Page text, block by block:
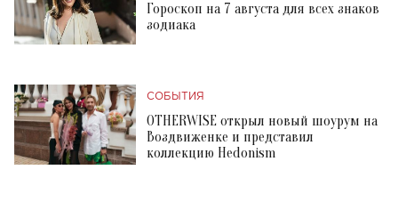
Гороскоп на 7 августа для всех знаков
зодиака
СОБЫТИЯ
OTHERWISE открыл новый шоурум на
Воздвиженке и представил
коллекцию Hedonism